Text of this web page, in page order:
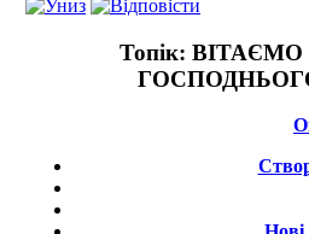
Топік: ВІТАЄМО